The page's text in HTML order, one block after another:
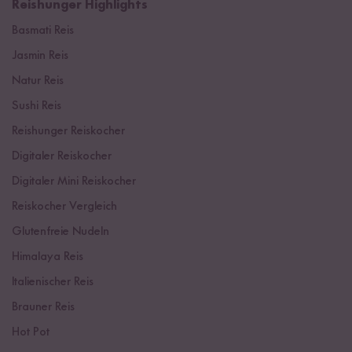
Reishunger Highlights
Basmati Reis
Jasmin Reis
Natur Reis
Sushi Reis
Reishunger Reiskocher
Digitaler Reiskocher
Digitaler Mini Reiskocher
Reiskocher Vergleich
Glutenfreie Nudeln
Himalaya Reis
Italienischer Reis
Brauner Reis
Hot Pot